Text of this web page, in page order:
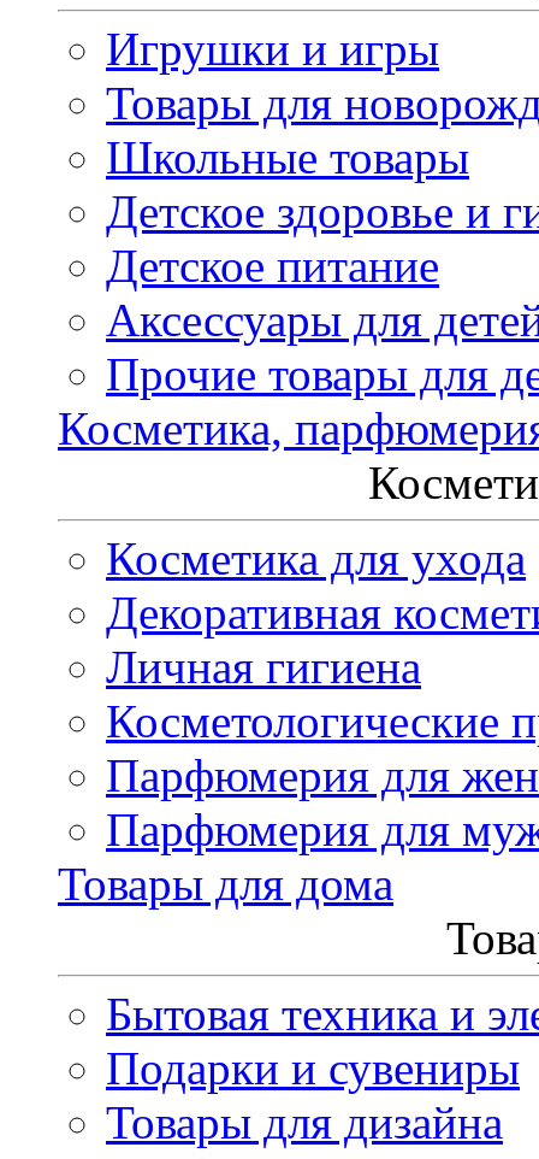
Игрушки и игры
Товары для
Школьные товары
Детское здоровье и
Детское питание
Аксессуары для
Прочие товары для
Косметика,
Косметика для ухода
Декоративная
Личная гигиена
Косметологические
Парфюмерия для
Парфюмерия для
Товары для дома
Бытовая техника и
Подарки и сувениры
Товары для дизайна